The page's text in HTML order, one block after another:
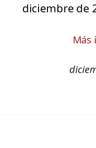
diciembre de
Más